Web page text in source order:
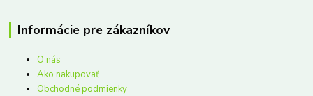
Informácie pre zákazníkov
O nás
Ako nakupovať
Obchodné podmienky